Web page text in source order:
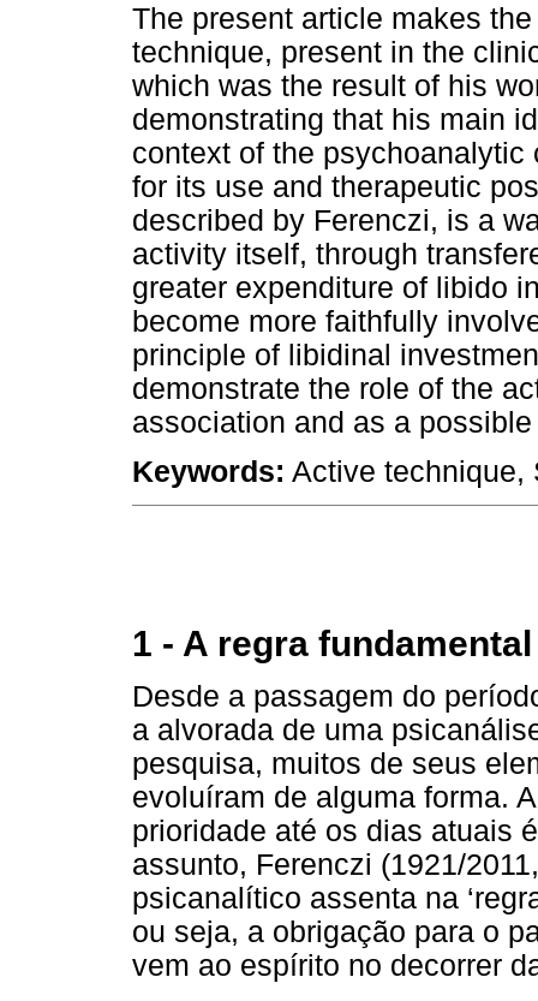
The present article makes
technique, present in the
which was the result of his
demonstrating that his main
context of the
for its use and therapeutic
described by Ferenczi, is a
activity itself, through
greater expenditure of libido
become more faithfully
principle of libidinal
demonstrate the role of the
association and as a
Keywords: Active technique,
1 - A regra fundamental
Desde a passagem do
a alvorada de uma
pesquisa, muitos de seus
evoluíram de alguma forma.
prioridade até os dias atuais
assunto, Ferenczi (1921/
psicanalítico assenta na
ou seja, a obrigação para o
vem ao espírito no decorrer